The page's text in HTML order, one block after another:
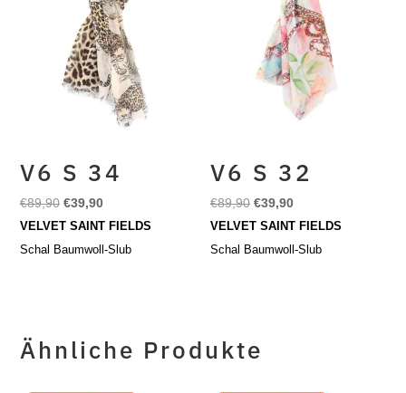
V6 S 34
€89,90 Ursprünglicher
Preis
war:
€39,90Aktueller
Preis
ist:
VELVET SAINT FIELDS
Schal Baumwoll-Slub
V6 S 32
€89,90 Ursprünglicher
Preis
war:
€39,90Aktueller
Preis
ist:
VELVET SAINT FIELDS
Schal Baumwoll-Slub
Ähnliche Produkte